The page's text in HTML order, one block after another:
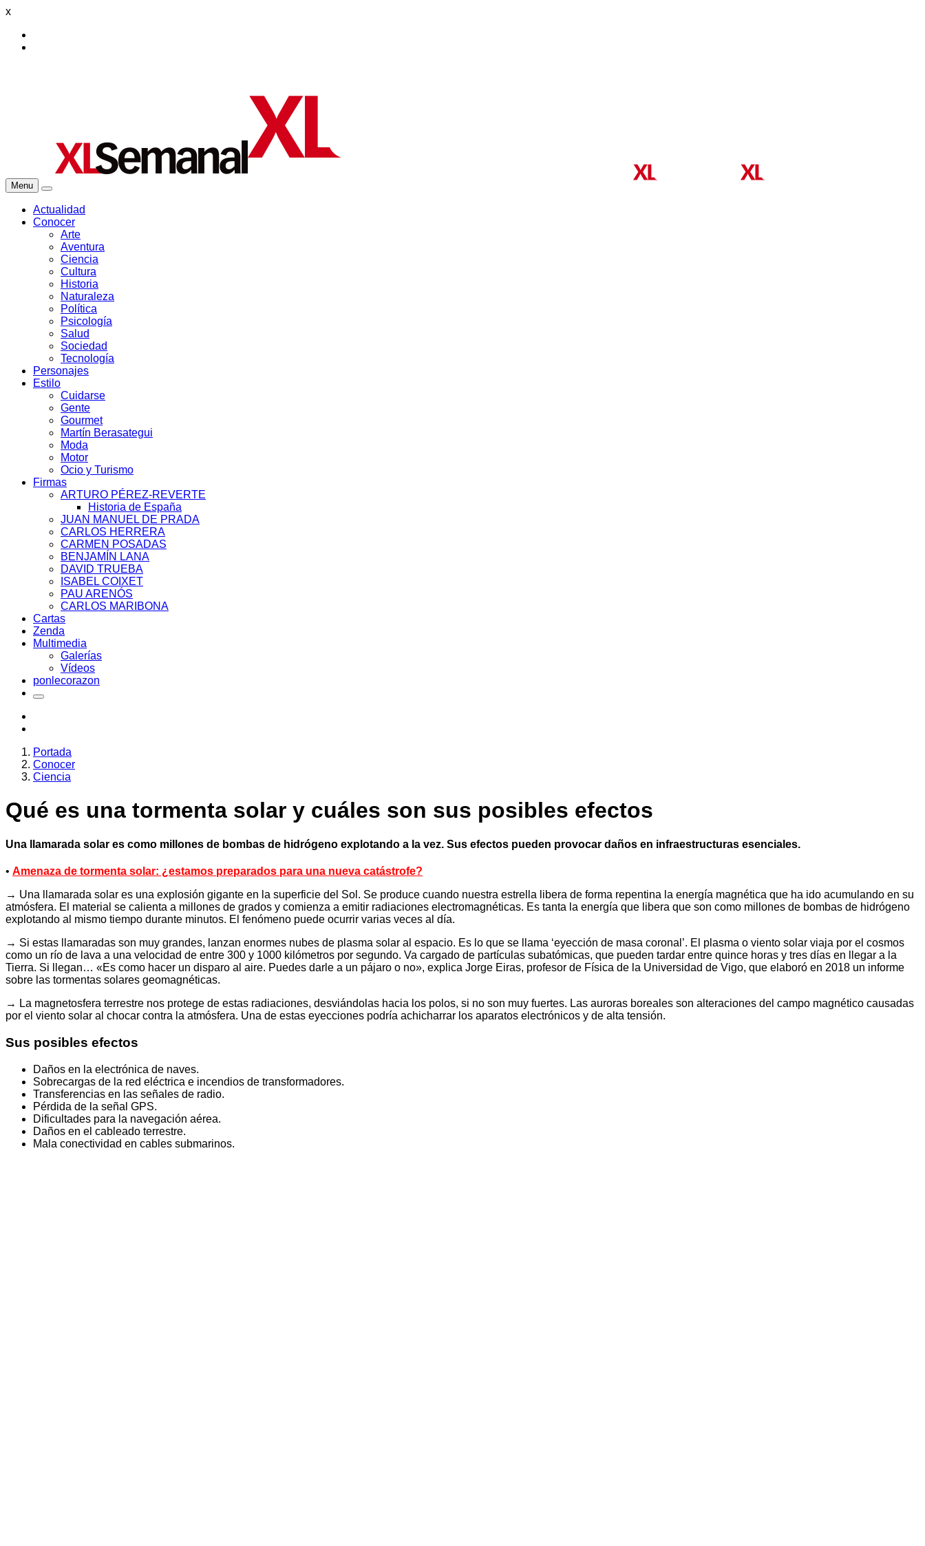
x
Menu
Actualidad
Conocer
Arte
Aventura
Ciencia
Cultura
Historia
Naturaleza
Política
Psicología
Salud
Sociedad
Tecnología
Personajes
Estilo
Cuidarse
Gente
Gourmet
Martín Berasategui
Moda
Motor
Ocio y Turismo
Firmas
ARTURO PÉREZ-REVERTE
Historia de España
JUAN MANUEL DE PRADA
CARLOS HERRERA
CARMEN POSADAS
BENJAMÍN LANA
DAVID TRUEBA
ISABEL COIXET
PAU ARENÓS
CARLOS MARIBONA
Cartas
Zenda
Multimedia
Galerías
Vídeos
ponlecorazon
Portada
Conocer
Ciencia
Qué es una tormenta solar y cuáles son sus posibles efectos
Una llamarada solar es como millones de bombas de hidrógeno explotando a la vez. Sus efectos pueden provocar daños en infraestructuras esenciales.
• Amenaza de tormenta solar: ¿estamos preparados para una nueva catástrofe?
→ Una llamarada solar es una explosión gigante en la superficie del Sol. Se produce cuando nuestra estrella libera de forma repentina la energía magnética que ha ido acumulando en su
atmósfera. El material se calienta a millones de grados y comienza a emitir radiaciones electromagnéticas. Es tanta la energía que libera que son como millones de bombas de hidrógeno
explotando al mismo tiempo durante minutos. El fenómeno puede ocurrir varias veces al día.
→ Si estas llamaradas son muy grandes, lanzan enormes nubes de plasma solar al espacio. Es lo que se llama ‘eyección de masa coronal’. El plasma o viento solar viaja por el cosmos
como un río de lava a una velocidad de entre 300 y 1000 kilómetros por segundo. Va cargado de partículas subatómicas, que pueden tardar entre quince horas y tres días en llegar a la
Tierra. Si llegan… «Es como hacer un disparo al aire. Puedes darle a un pájaro o no», explica Jorge Eiras, profesor de Física de la Universidad de Vigo, que elaboró en 2018 un informe
sobre las tormentas solares geomagnéticas.
→ La magnetosfera terrestre nos protege de estas radiaciones, desviándolas hacia los polos, si no son muy fuertes. Las auroras boreales son alteraciones del campo magnético causadas
por el viento solar al chocar contra la atmósfera. Una de estas eyecciones podría achicharrar los aparatos electrónicos y de alta tensión.
Sus posibles efectos
Daños en la electrónica de naves.
Sobrecargas de la red eléctrica e incendios de transformadores.
Transferencias en las señales de radio.
Pérdida de la señal GPS.
Dificultades para la navegación aérea.
Daños en el cableado terrestre.
Mala conectividad en cables submarinos.